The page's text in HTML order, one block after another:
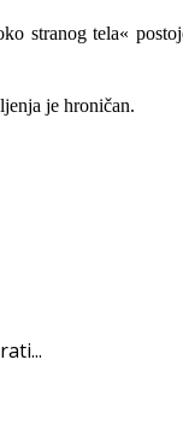
stranog tela«
je hroničan.